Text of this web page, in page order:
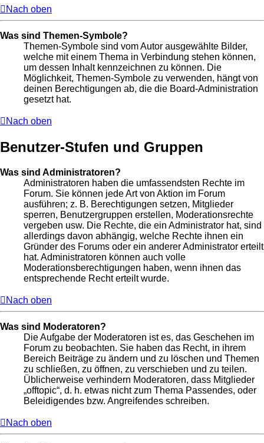
Nach oben
Was sind Themen-Symbole?
Themen-Symbole sind vom Autor ausgewählte Bilder,
welche mit einem Thema in Verbindung stehen können,
um dessen Inhalt kennzeichnen zu können. Die
Möglichkeit, Themen-Symbole zu verwenden, hängt von
deinen Berechtigungen ab, die die Board-Administration
gesetzt hat.
Nach oben
Benutzer-Stufen und Gruppen
Was sind Administratoren?
Administratoren haben die umfassendsten Rechte im
Forum. Sie können jede Art von Aktion im Forum
ausführen; z. B. Berechtigungen setzen, Mitglieder
sperren, Benutzergruppen erstellen, Moderationsrechte
vergeben usw. Die Rechte, die ein Administrator hat, sind
allerdings davon abhängig, welche Rechte ihnen ein
Gründer des Forums oder ein anderer Administrator erteilt
hat. Administratoren können auch volle
Moderationsberechtigungen haben, wenn ihnen das
entsprechende Recht erteilt wurde.
Nach oben
Was sind Moderatoren?
Die Aufgabe der Moderatoren ist es, das Geschehen im
Forum zu beobachten. Sie haben das Recht, in ihrem
Bereich Beiträge zu ändern und zu löschen und Themen
zu schließen, zu öffnen, zu verschieben und zu teilen.
Üblicherweise verhindern Moderatoren, dass Mitglieder
„offtopic“, d. h. etwas nicht zum Thema Passendes, oder
Beleidigendes bzw. Angreifendes schreiben.
Nach oben